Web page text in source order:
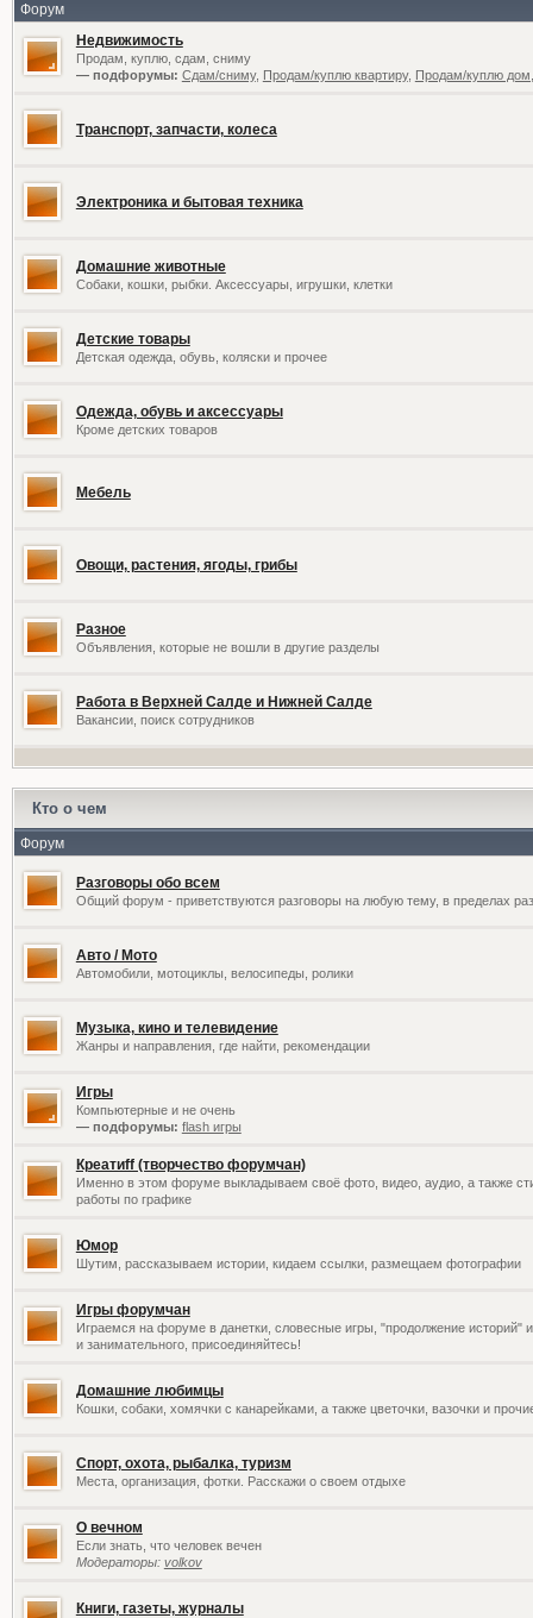
Форум
Недвижимость
Продам, куплю, сдам, сниму
— подфорумы: Сдам/сниму, Продам/куплю квартиру, Продам/куплю
Транспорт, запчасти, колеса
Электроника и бытовая техника
Домашние животные
Собаки, кошки, рыбки. Аксессуары, игрушки, клетки
Детские товары
Детская одежда, обувь, коляски и прочее
Одежда, обувь и аксессуары
Кроме детских товаров
Мебель
Овощи, растения, ягоды, грибы
Разное
Объявления, которые не вошли в другие разделы
Работа в Верхней Салде и Нижней Салде
Вакансии, поиск сотрудников
Кто о чем
Форум
Разговоры обо всем
Общий форум - приветствуются разговоры на любую тему, в пределах
Авто / Мото
Автомобили, мотоциклы, велосипеды, ролики
Музыка, кино и телевидение
Жанры и направления, где найти, рекомендации
Игры
Компьютерные и не очень
— подфорумы: flash игры
Креатиff (творчество форумчан)
Именно в этом форуме выкладываем своё фото, видео, аудио, а также
работы по графике
Юмор
Шутим, рассказываем истории, кидаем ссылки, размещаем фотографии
Игры форумчан
Играемся на форуме в данетки, словесные игры, "продолжение историй"
и занимательного, присоединяйтесь!
Домашние любимцы
Кошки, собаки, хомячки с канарейками, а также цветочки, вазочки и
Спорт, охота, рыбалка, туризм
Места, организация, фотки. Расскажи о своем отдыхе
О вечном
Если знать, что человек вечен
Модераторы: volkov
Книги, газеты, журналы